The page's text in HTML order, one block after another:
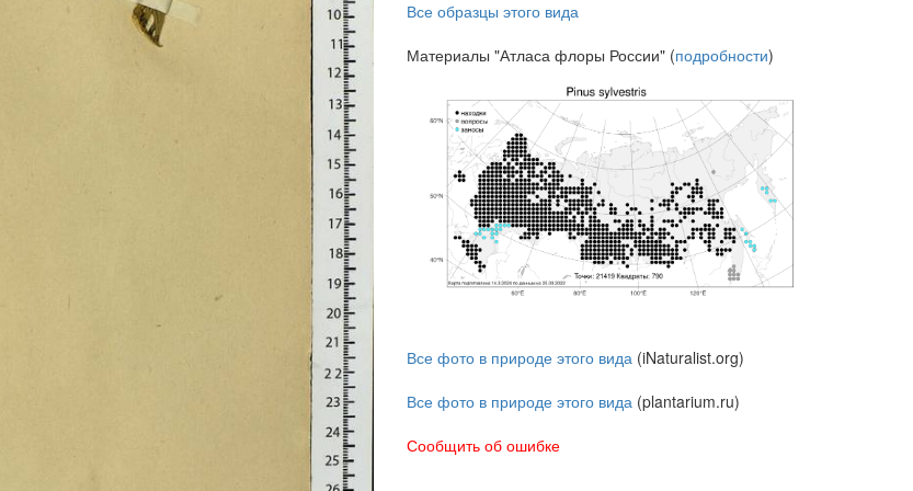
Все образцы этого вида
Материалы "Атласа флоры России" (подробности)
Все фото в природе этого вида (iNaturalist.org)
Все фото в природе этого вида (plantarium.ru)
Сообщить об ошибке